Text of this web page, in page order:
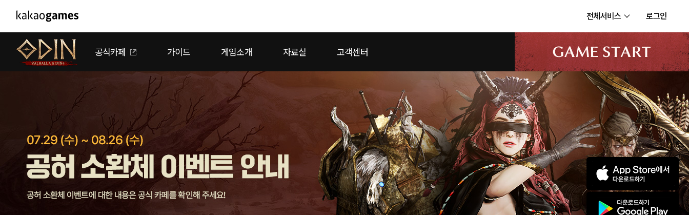
전체서비스 로그인
PC/모바일게임
오딘: 발할라 라이징
아키에이지 워
아레스 : 라이즈 오브 가디언즈
PC게임
배틀그라운드
패스 오브 엑자일 2
패스 오브 엑자일
모바일게임
SMiniz
가디언 테일즈
프린세스 커넥트 Re:Dive
프렌즈팝콘
프렌즈타운
내정보
보안센터
고객센터
공지사항
카카오게임즈 PC방
게임코인
게임시간선택제
공식카페 가이드 게임소개 자료실 고객센터